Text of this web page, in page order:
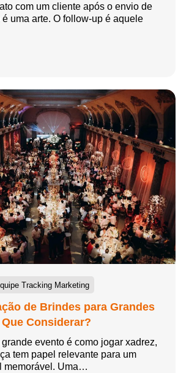
com um cliente após o envio de
é uma arte. O follow-up é aquele
Tracking Marketing
de Brindes para Grandes
Considerar?
evento é como jogar xadrez,
tem papel relevante para um
memorável. Uma…